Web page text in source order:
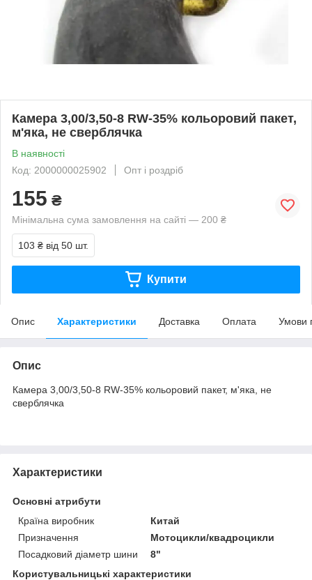
Камера 3,00/3,50-8 RW-35% кольоровий пакет,
м'яка, не сверблячка
В наявності
Код: 2000000025902
Опт і роздріб
155 ₴
Мінімальна сума замовлення на сайті — 200 ₴
103 ₴ від 50 шт.
Купити
Опис Характеристики Доставка Оплата Умови
Опис
Камера 3,00/3,50-8 RW-35% кольоровий пакет, м'яка, не
сверблячка
Характеристики
Основні атрибути
Країна виробник
Китай
Призначення
Мотоцикли/квадроцикли
Посадковий діаметр шини
8"
Користувальницькі характеристики